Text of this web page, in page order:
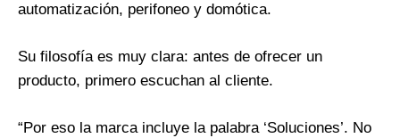
automatización, perifoneo y domótica.
Su filosofía es muy clara: antes de ofrecer un
producto, primero escuchan al cliente.
“Por eso la marca incluye la palabra ‘Soluciones’. No